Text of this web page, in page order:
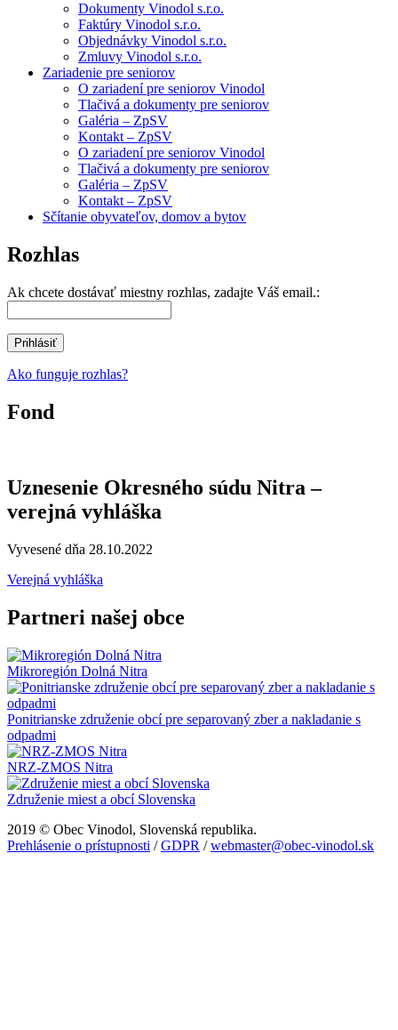
Dokumenty Vinodol s.r.o.
Faktúry Vinodol s.r.o.
Objednávky Vinodol s.r.o.
Zmluvy Vinodol s.r.o.
Zariadenie pre seniorov
O zariadení pre seniorov Vinodol
Tlačivá a dokumenty pre seniorov
Galéria – ZpSV
Kontakt – ZpSV
O zariadení pre seniorov Vinodol
Tlačivá a dokumenty pre seniorov
Galéria – ZpSV
Kontakt – ZpSV
Sčítanie obyvateľov, domov a bytov
Rozhlas
Ak chcete dostávať miestny rozhlas, zadajte Váš email.:
Ako funguje rozhlas?
Fond
Uznesenie Okresného súdu Nitra –
verejná vyhláška
Vyvesené dňa 28.10.2022
Verejná vyhláška
Partneri našej obce
Mikroregión Dolná Nitra
Ponitrianske združenie obcí pre separovaný zber a nakladanie s
odpadmi
NRZ-ZMOS Nitra
Združenie miest a obcí Slovenska
2019 © Obec Vinodol, Slovenská republika.
Prehlásenie o prístupnosti /GDPR /webmaster@obec-vinodol.sk